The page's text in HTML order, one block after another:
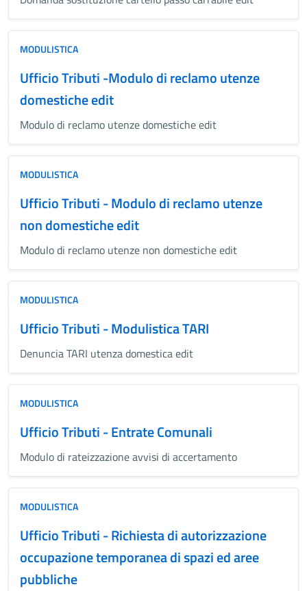
MODULISTICA
Ufficio Tributi -Modulo di reclamo utenze
domestiche edit
Modulo di reclamo utenze domestiche edit
MODULISTICA
Ufficio Tributi - Modulo di reclamo utenze
non domestiche edit
Modulo di reclamo utenze non domestiche edit
MODULISTICA
Ufficio Tributi - Modulistica TARI
Denuncia TARI utenza domestica edit
MODULISTICA
Ufficio Tributi - Entrate Comunali
Modulo di rateizzazione avvisi di accertamento
MODULISTICA
Ufficio Tributi - Richiesta di autorizzazione
occupazione temporanea di spazi ed aree
pubbliche